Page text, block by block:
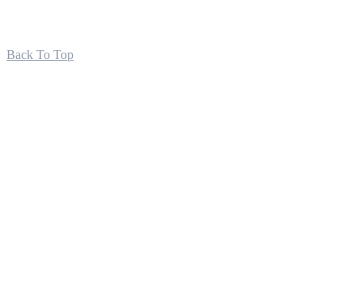
Back To Top